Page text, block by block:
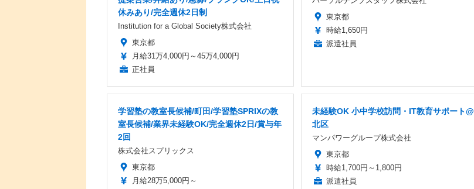
休みあり/完全週休2日制
Institution for a Global Society株式会社
東京都
月給31万4,000円～45万4,000円
正社員
東京都
時給1,650円
派遣社員
学習塾の教室長候補/町田/学習塾SPRIXの教
室長候補/業界未経験OK/完全週休2日/賞与年
2回
株式会社スプリックス
東京都
月給28万5,000円～
未経験OK 小中学校訪問・IT教育サポート@
北区
マンパワーグループ株式会社
東京都
時給1,700円～1,800円
派遣社員